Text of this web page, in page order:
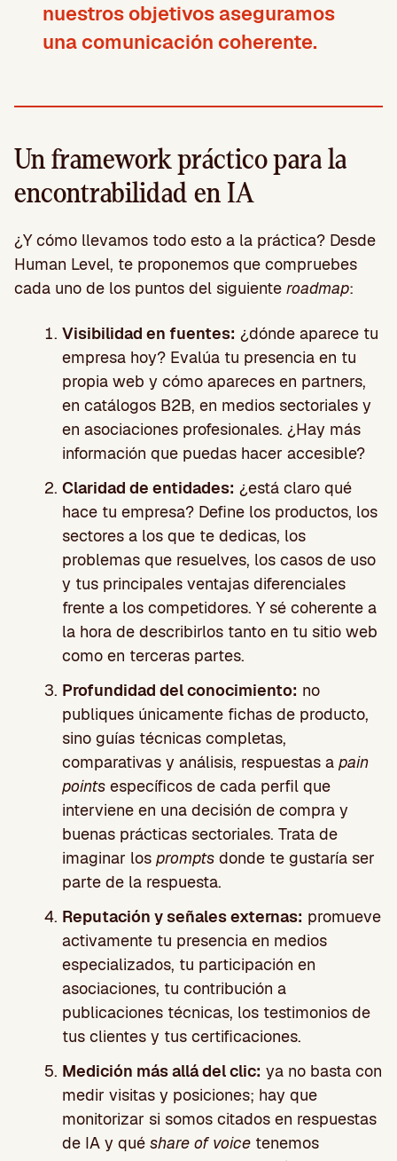
nuestros objetivos aseguramos
una comunicación coherente.
Un framework práctico para la
encontrabilidad en IA
¿Y cómo llevamos todo esto a la práctica? Desde
Human Level, te proponemos que compruebes
cada uno de los puntos del siguiente roadmap:
Visibilidad en fuentes: ¿dónde aparece tu
empresa hoy? Evalúa tu presencia en tu
propia web y cómo apareces en partners,
en catálogos B2B, en medios sectoriales y
en asociaciones profesionales. ¿Hay más
información que puedas hacer accesible?
Claridad de entidades: ¿está claro qué
hace tu empresa? Define los productos, los
sectores a los que te dedicas, los
problemas que resuelves, los casos de uso
y tus principales ventajas diferenciales
frente a los competidores. Y sé coherente a
la hora de describirlos tanto en tu sitio web
como en terceras partes.
Profundidad del conocimiento: no
publiques únicamente fichas de producto,
sino guías técnicas completas,
comparativas y análisis, respuestas a pain
points específicos de cada perfil que
interviene en una decisión de compra y
buenas prácticas sectoriales. Trata de
imaginar los prompts donde te gustaría ser
parte de la respuesta.
Reputación y señales externas: promueve
activamente tu presencia en medios
especializados, tu participación en
asociaciones, tu contribución a
publicaciones técnicas, los testimonios de
tus clientes y tus certificaciones.
Medición más allá del clic: ya no basta con
medir visitas y posiciones; hay que
monitorizar si somos citados en respuestas
de IA y qué share of voice tenemos